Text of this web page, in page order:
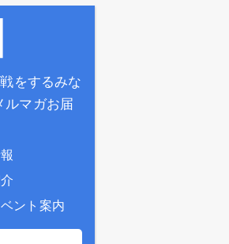
をするみな
ルマガお届
ント案内